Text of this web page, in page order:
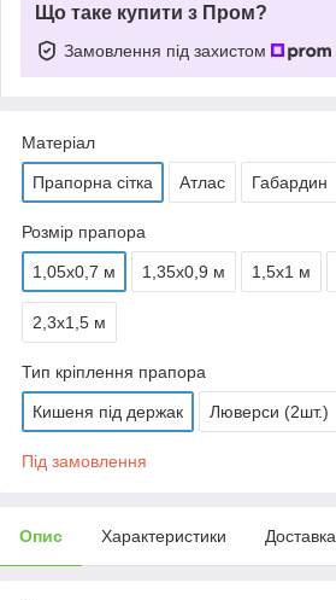
Що таке купити з Пром?
Замовлення під захистом
Матеріал
Прапорна сітка Атлас Габардин
Розмір прапора
1,05х0,7 м 1,35х0,9 м 1,5х1 м
2,3х1,5 м
Тип кріплення прапора
Кишеня під держак Люверси (2шт.)
Під замовлення
Опис Характеристики Доставка